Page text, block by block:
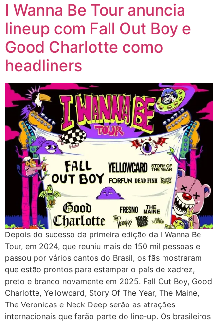
I Wanna Be Tour anuncia
lineup com Fall Out Boy e
Good Charlotte como
headliners
Depois do sucesso da primeira edição da I Wanna Be
Tour, em 2024, que reuniu mais de 150 mil pessoas e
passou por vários cantos do Brasil, os fãs mostraram
que estão prontos para estampar o país de xadrez,
preto e branco novamente em 2025. Fall Out Boy, Good
Charlotte, Yellowcard, Story Of The Year, The Maine,
The Veronicas e Neck Deep serão as atrações
internacionais que farão parte do line-up. Os brasileiros